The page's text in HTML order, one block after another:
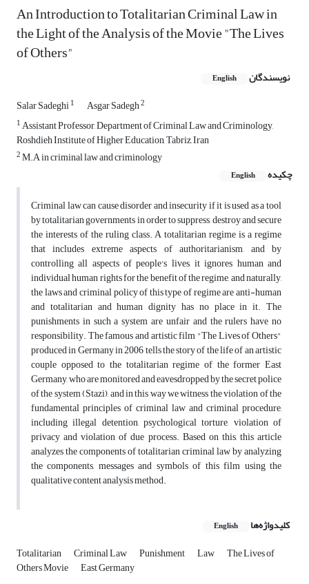
An Introduction to Totalitarian Criminal Law in
the Light of the Analysis of the Movie "The Lives
of Others"
نویسندگان English
Salar Sadeghi1 Asgar Sadegh2
1Assistant Professor, Department of Criminal Law and Criminology,
Roshdieh Institute of Higher Education, Tabriz, Iran
2M.A in criminal law and criminology
چکیده
English
Criminal law can cause disorder and insecurity if it is used as a tool
by totalitarian governments in order to suppress, destroy and secure
the interests of the ruling class. A totalitarian regime is a regime
that includes extreme aspects of authoritarianism, and by
controlling all aspects of people's lives, it ignores human and
individual human rights for the benefit of the regime, and naturally,
the laws and criminal policy of this type of regime are anti-human
and totalitarian and human dignity has no place in it. The
punishments in such a system are unfair and the rulers have no
responsibility. The famous and artistic film "The Lives of Others"
produced in Germany in 2006 tells the story of the life of an artistic
couple opposed to the totalitarian regime of the former East
Germany, who are monitored and eavesdropped by the secret police
of the system (Stazi), and in this way we witness the violation of the
fundamental principles of criminal law and criminal procedure,
including illegal detention, psychological torture, violation of
privacy and violation of due process. Based on this, this article
analyzes the components of totalitarian criminal law by analyzing
the components, messages and symbols of this film using the
qualitative content analysis method.
کلیدواژه‌ها English
Totalitarian Criminal Law Punishment Law The Lives of
Others Movie East Germany